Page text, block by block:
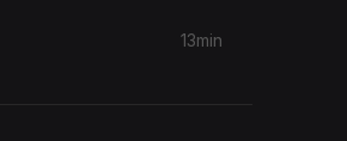
13min